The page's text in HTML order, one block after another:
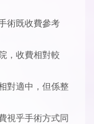
術既收費參考
，收費相對較
對適中，但係整
視乎手術方式同